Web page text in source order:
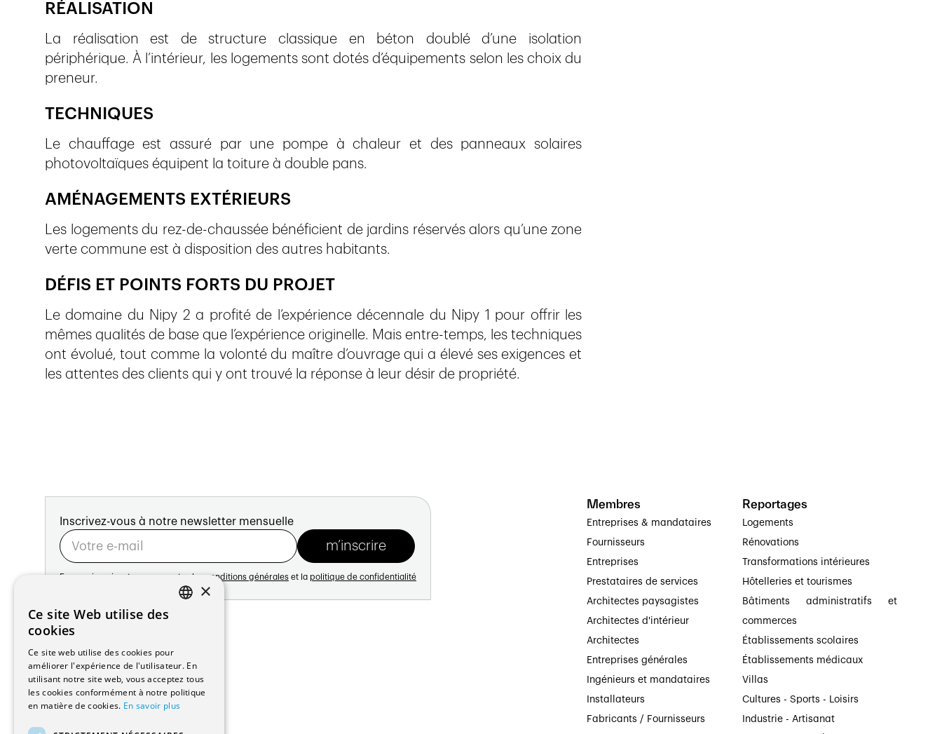
RÉALISATION
La réalisation est de structure classique en béton doublé d’une isolation
périphérique. À l’intérieur, les logements sont dotés d’équipements selon les choix du
preneur.
TECHNIQUES
Le chauffage est assuré par une pompe à chaleur et des panneaux solaires
photovoltaïques équipent la toiture à double pans.
AMÉNAGEMENTS EXTÉRIEURS
Les logements du rez-de-chaussée bénéficient de jardins réservés alors qu’une zone
verte commune est à disposition des autres habitants.
DÉFIS ET POINTS FORTS DU PROJET
Le domaine du Nipy 2 a profité de l’expérience décennale du Nipy 1 pour offrir les
mêmes qualités de base que l’expérience originelle. Mais entre-temps, les techniques
ont évolué, tout comme la volonté du maître d’ouvrage qui a élevé ses exigences et
les attentes des clients qui y ont trouvé la réponse à leur désir de propriété.
Inscrivez-vous à notre newsletter mensuelle
En vous inscrivant vous acceptez les conditions générales et la politique de confidentialité
Adresse:
Avenue de Longemalle 21
1020 Renens
Suisse
Contact:
Édition: +41 21 635 16 82
Plateforme: +41 21 631 10 50
info@architectes.ch
Membres
Entreprises & mandataires
Fournisseurs
Entreprises
Prestataires de services
Architectes paysagistes
Architectes d'intérieur
Architectes
Entreprises générales
Ingénieurs et mandataires
Installateurs
Fabricants / Fournisseurs
Reportages
Logements
Rénovations
Transformations intérieures
Hôtelleries et tourismes
Bâtiments administratifs et
commerces
Établissements scolaires
Établissements médicaux
Villas
Cultures - Sports - Loisirs
Industrie - Artisanat
×
Ce site Web utilise des
cookies
Ce site web utilise des cookies pour
améliorer l'expérience de l'utilisateur. En
utilisant notre site web, vous acceptez tous
les cookies conformément à notre politique
en matière de cookies. En savoir plus